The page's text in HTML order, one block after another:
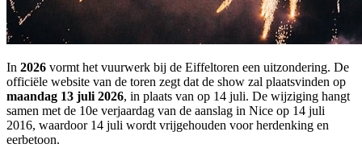
In 2026 vormt het vuurwerk bij de Eiffeltoren een uitzondering. De
officiële website van de toren zegt dat de show zal plaatsvinden op
maandag 13 juli 2026, in plaats van op 14 juli. De wijziging hangt
samen met de 10e verjaardag van de aanslag in Nice op 14 juli
2016, waardoor 14 juli wordt vrijgehouden voor herdenking en
eerbetoon.